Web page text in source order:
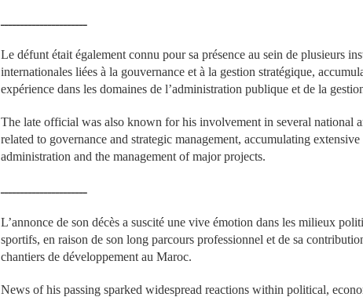
ــــــــــــــــــــــ
Le défunt était également connu pour sa présence au sein de plusieurs
internationales liées à la gouvernance et à la gestion stratégique,
expérience dans les domaines de l’administration publique et de la
The late official was also known for his involvement in several national
related to governance and strategic management, accumulating
administration and the management of major projects.
ــــــــــــــــــــــ
L’annonce de son décès a suscité une vive émotion dans les milieux
sportifs, en raison de son long parcours professionnel et de sa
chantiers de développement au Maroc.
News of his passing sparked widespread reactions within political,